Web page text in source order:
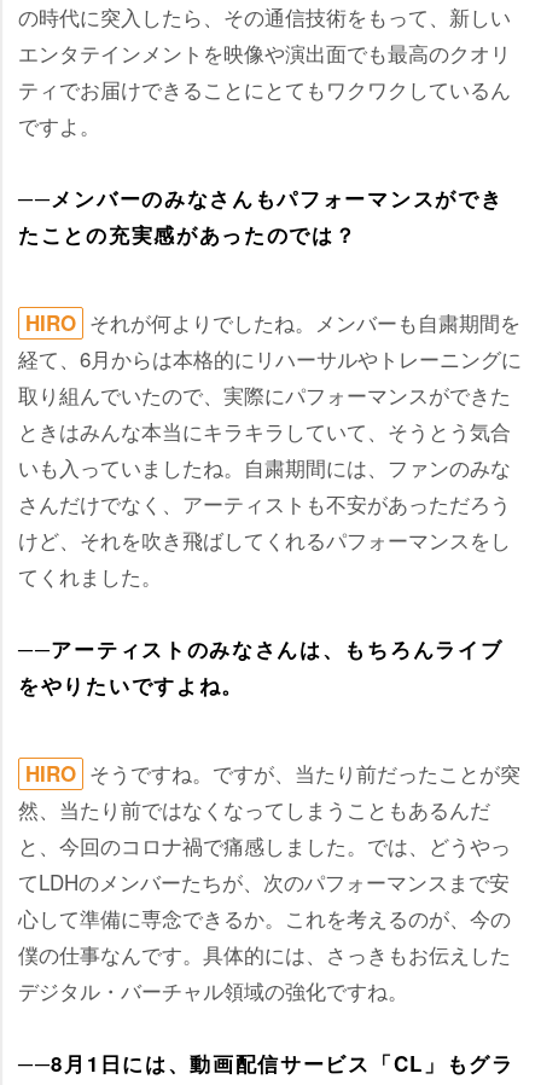
の時代に突入したら、その通信技術をもって、新しい
エンタテインメントを映像や演出面でも最高のクオリ
ティでお届けできることにとてもワクワクしているん
ですよ。
──メンバーのみなさんもパフォーマンスができ
たことの充実感があったのでは？
HIRO それが何よりでしたね。メンバーも自粛期間を
経て、6月からは本格的にリハーサルやトレーニングに
取り組んでいたので、実際にパフォーマンスができた
ときはみんな本当にキラキラしていて、そうとう気合
いも入っていましたね。自粛期間には、ファンのみな
さんだけでなく、アーティストも不安があっただろう
けど、それを吹き飛ばしてくれるパフォーマンスをし
てくれました。
──アーティストのみなさんは、もちろんライブ
をやりたいですよね。
HIRO そうですね。ですが、当たり前だったことが突
然、当たり前ではなくなってしまうこともあるんだ
と、今回のコロナ禍で痛感しました。では、どうやっ
てLDHのメンバーたちが、次のパフォーマンスまで安
心して準備に専念できるか。これを考えるのが、今の
僕の仕事なんです。具体的には、さっきもお伝えした
デジタル・バーチャル領域の強化ですね。
──8月1日には、動画配信サービス「CL」もグラ